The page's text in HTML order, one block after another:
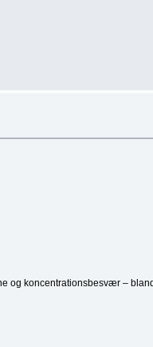
og koncentrationsbesvær –